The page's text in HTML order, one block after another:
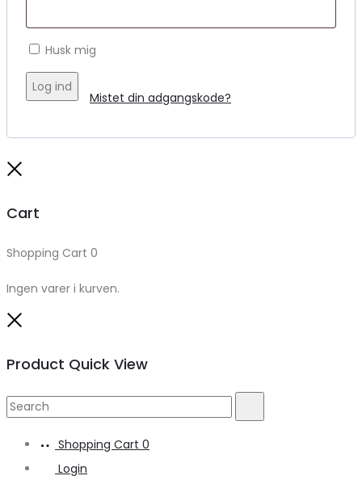
Husk mig
Log ind
Mistet din adgangskode?
Cart
Shopping Cart 0
Ingen varer i kurven.
Product Quick View
Search
Shopping Cart 0
Login